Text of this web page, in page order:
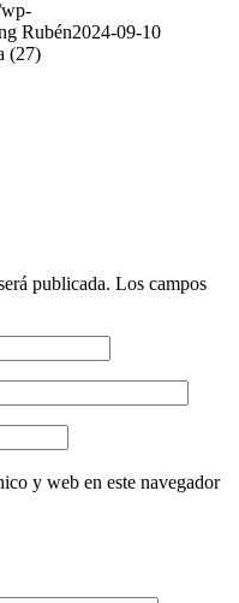
wp-
Rubén2024-09-10
(27)
publicada. Los campos
y web en este navegador